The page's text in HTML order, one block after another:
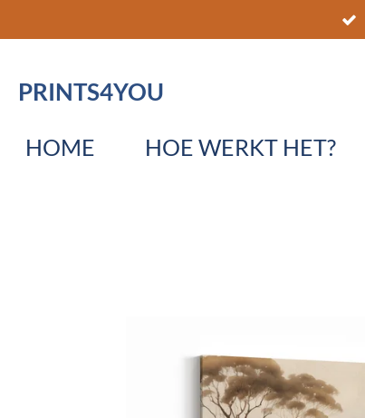
direct
dePRINTS4YOU
HOME HOE WERKT HET?